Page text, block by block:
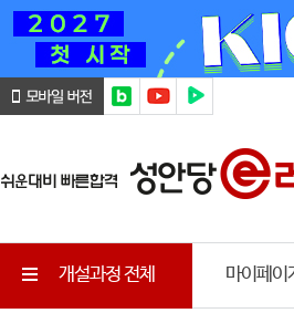
개설과정 전체 마이페이